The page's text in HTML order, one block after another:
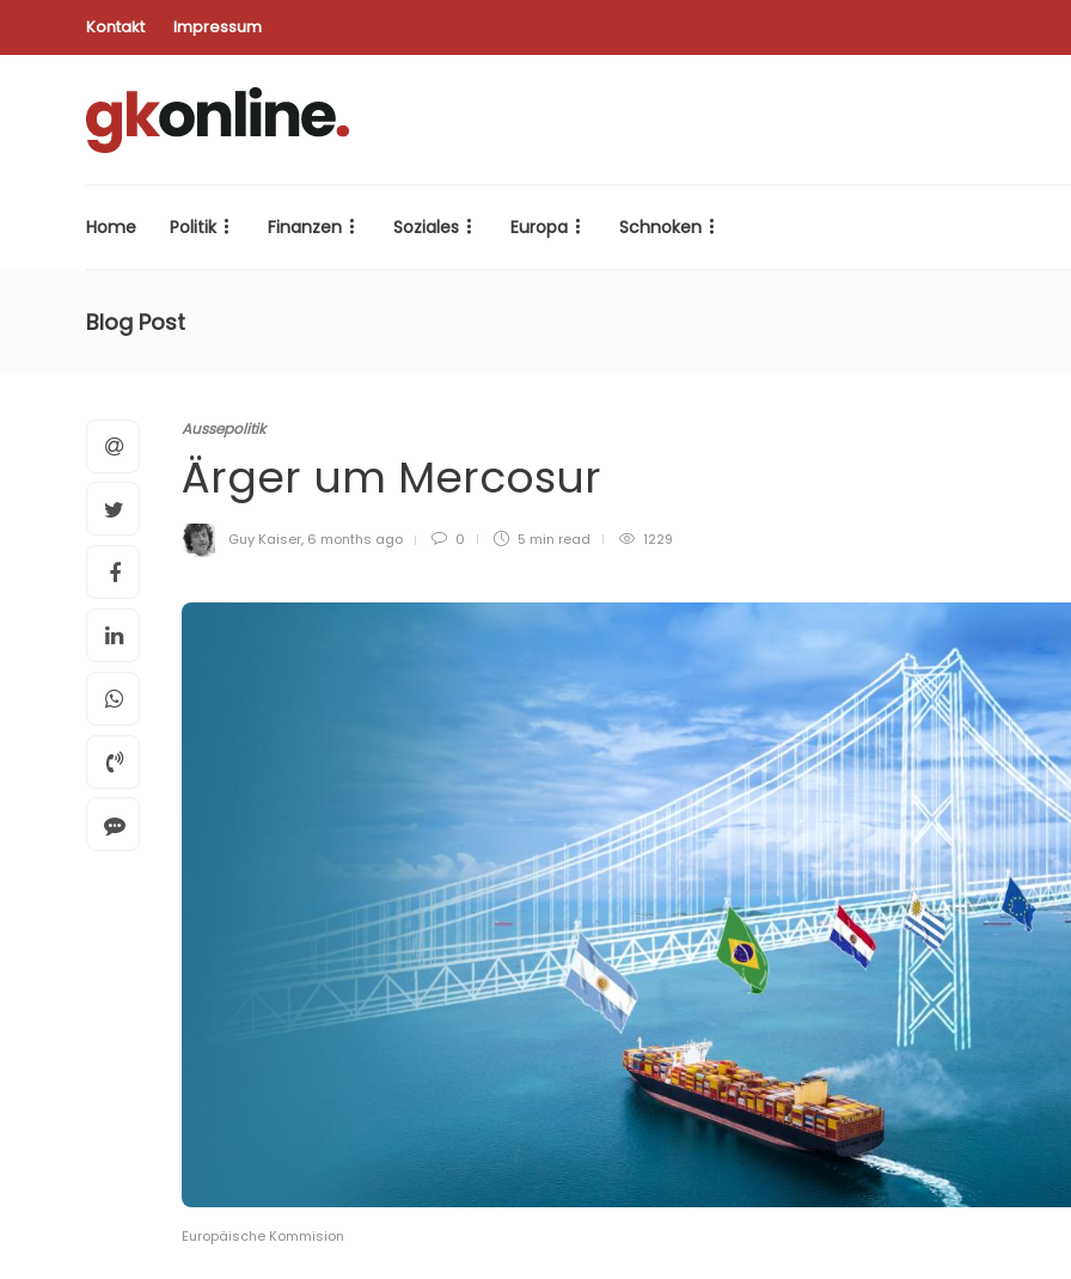
Kontakt Impressum
Home Politik Finanzen Soziales Europa Schnoken
Blog Post
Aussepolitik
Ärger um Mercosur
Guy Kaiser, 6 months ago 0 5 min read 1229
Europäische Kommision